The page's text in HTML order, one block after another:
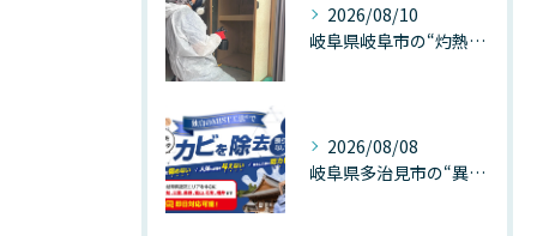
2026/08/10
岐阜県岐阜市の“灼熱気温”が建物内部を崩壊させる──深層カビが静かに家を蝕む温度差ショックの真実
2026/08/08
岐阜県多治見市の“異常な高温”が建物内部を破壊する──深層カビが急増する危険な温度差の正体